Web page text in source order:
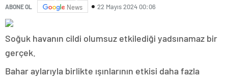
ABONE OL News 22 Mayıs 2024 00:06
Soğuk havanın cildi olumsuz etkilediği yadsınamaz bir
gerçek.
Bahar aylarıyla birlikte ışınlarının etkisi daha fazla